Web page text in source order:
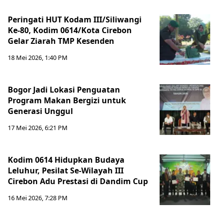
Peringati HUT Kodam III/Siliwangi
Ke-80, Kodim 0614/Kota Cirebon
Gelar Ziarah TMP Kesenden
18 Mei 2026, 1:40 PM
Bogor Jadi Lokasi Penguatan
Program Makan Bergizi untuk
Generasi Unggul
17 Mei 2026, 6:21 PM
Kodim 0614 Hidupkan Budaya
Leluhur, Pesilat Se-Wilayah III
Cirebon Adu Prestasi di Dandim Cup
16 Mei 2026, 7:28 PM